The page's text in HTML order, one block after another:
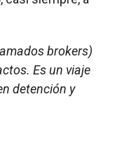
brokers)
Es un viaje
detención y